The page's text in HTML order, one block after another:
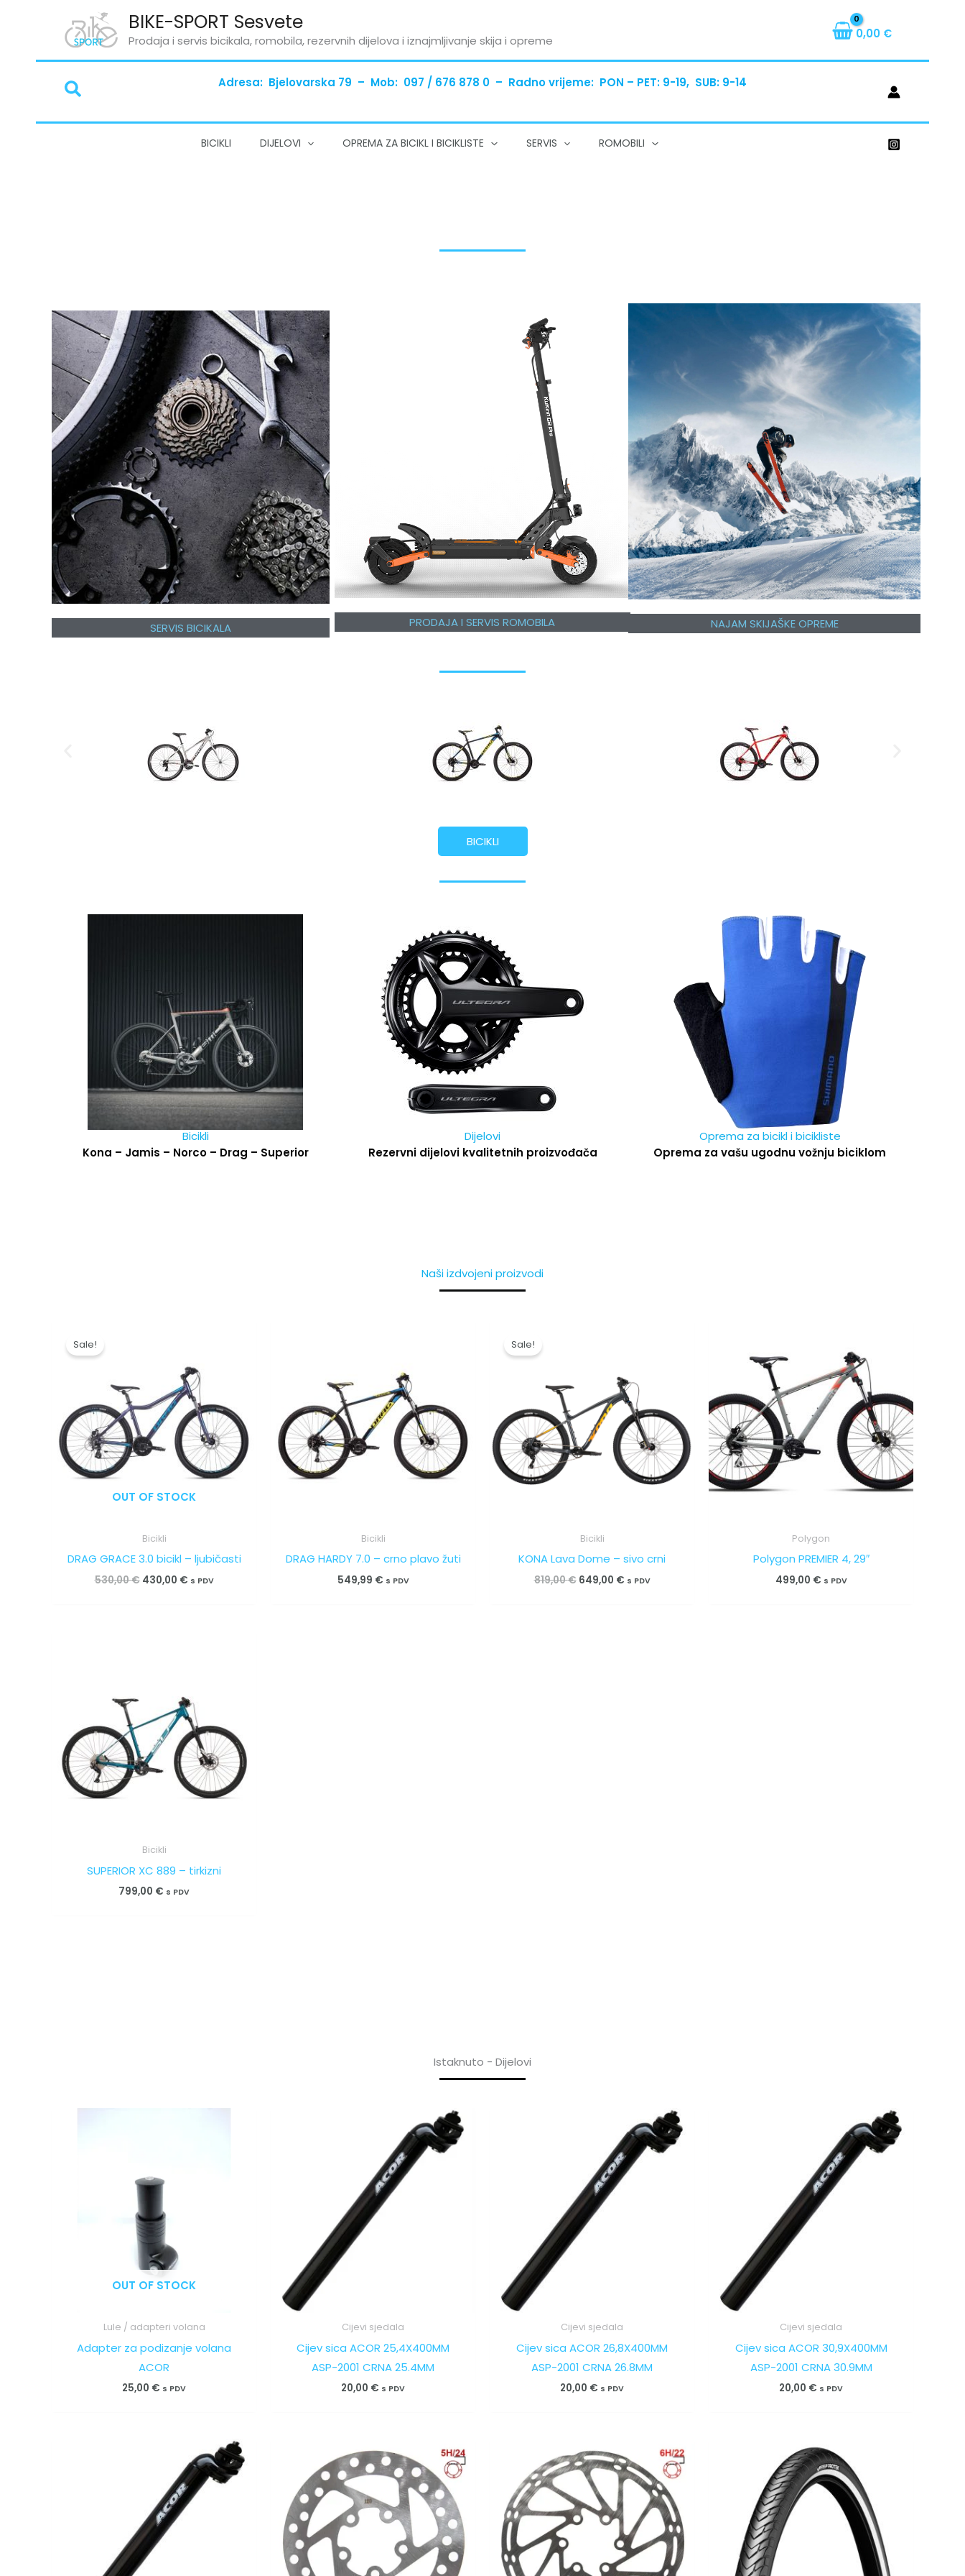
content
BIKE-SPORT Sesvete
Prodaja i servis bicikala, romobila, rezervnih dijelova i iznajmljivanje skija i opreme 0,00 €
Search Adresa: Bjelovarska 79 – Mob: 097 / 676 878 0 – Radno vrijeme: PON – PET: 9-19, SUB: 9-14
BICIKLI DIJELOVI OPREMA ZA BICIKL I BICIKLISTE SERVIS ROMOBILI
SERVIS BICIKALA PRODAJA I SERVIS ROMOBILA NAJAM SKIJAŠKE OPREME
BICIKLI
Bicikli
Kona – Jamis – Norco – Drag – Superior
Dijelovi
Rezervni dijelovi kvalitetnih proizvođača
Oprema za bicikl i bicikliste
Oprema za vašu ugodnu vožnju biciklom
Naši izdvojeni proizvodi
OUT OF STOCK
Sale!
Bicikli
DRAG GRACE 3.0 bicikl – ljubičasti
530,00€
530,00 €.
430,00 € s PDV
Bicikli
DRAG HARDY 7.0 – crno plavo žuti
549,99 € s PDV
Sale!
Bicikli
KONA Lava Dome – sivo crni
819,00€
819,00 €.
649,00 € s PDV
Polygon
Polygon PREMIER 4, 29″
499,00 € s PDV
Bicikli
SUPERIOR XC 889 – tirkizni
799,00 € s PDV
Istaknuto - Dijelovi
OUT OF STOCK
Lule / adapteri volana
Adapter za podizanje volana
ACOR
25,00 € s PDV
Cijevi sjedala
Cijev sica ACOR 25,4X400MM
ASP-2001 CRNA 25.4MM
20,00 € s PDV
Cijevi sjedala
Cijev sica ACOR 26,8X400MM
ASP-2001 CRNA 26.8MM
20,00 € s PDV
Cijevi sjedala
Cijev sica ACOR 30,9X400MM
ASP-2001 CRNA 30.9MM
20,00 € s PDV